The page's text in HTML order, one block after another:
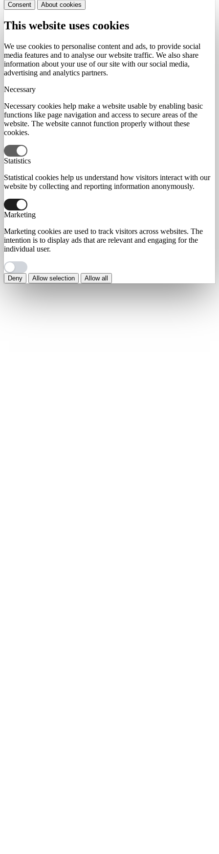
Consent About cookies
This website uses cookies
We use cookies to personalise content and ads, to provide social
media features and to analyse our website traffic. We also share
information about your use of our site with our social media,
advertising and analytics partners.
Necessary
Necessary cookies help make a website usable by enabling basic
functions like page navigation and access to secure areas of the
website. The website cannot function properly without these
cookies.
Statistics
Statistical cookies help us understand how visitors interact with our
website by collecting and reporting information anonymously.
Marketing
Marketing cookies are used to track visitors across websites. The
intention is to display ads that are relevant and engaging for the
individual user.
Deny Allow selection Allow all